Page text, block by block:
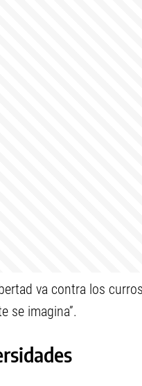
va contra los
se imagina”.